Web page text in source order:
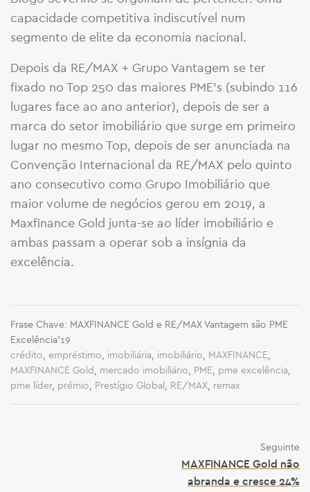
capacidade competitiva indiscutível num
segmento de elite da economia nacional.
Depois da RE/MAX + Grupo Vantagem se ter
fixado no Top 250 das maiores PME’s (subindo 116
lugares face ao ano anterior), depois de ser a
marca do setor imobiliário que surge em primeiro
lugar no mesmo Top, depois de ser anunciada na
Convenção Internacional da RE/MAX pelo quinto
ano consecutivo como Grupo Imobiliário que
maior volume de negócios gerou em 2019, a
Maxfinance Gold junta-se ao líder imobiliário e
ambas passam a operar sob a insígnia da
excelência.
Frase Chave: MAXFINANCE Gold e RE/MAX Vantagem são PME
Excelência’19
crédito, empréstimo, imobiliária, imobiliário, MAXFINANCE,
MAXFINANCE Gold, mercado imobiliário, PME, pme excelência,
pme líder, prémio, Prestígio Global, RE/MAX, remax
Seguinte
MAXFINANCE Gold não
abranda e cresce 24%